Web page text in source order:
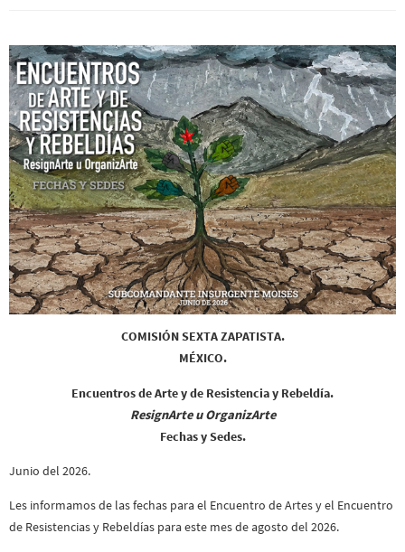
COMISIÓN SEXTA ZAPATISTA.
MÉXICO.
Encuentros de Arte y de Resistencia y Rebeldía.
ResignArte u OrganizArte
Fechas y Sedes.
Junio del 2026.
Les informamos de las fechas para el Encuentro de Artes y el Encuentro
de Resistencias y Rebeldías para este mes de agosto del 2026.